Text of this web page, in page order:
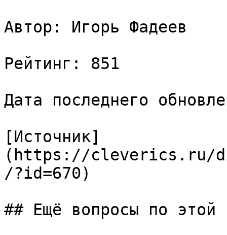
Автор: Игорь Фадеев
Рейтинг: 851
Дата последнего
[Источник]
(https://cleverics.ru/
/?id=670)
## Ещё вопросы по этой